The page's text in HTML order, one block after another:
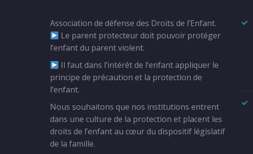
Association de défense des Droits de l’Enfant.
Le parent protecteur doit pouvoir protéger
l’enfant du parent violent.
Il faut dans l’intérêt de l’enfant appliquer le
principe de précaution et la protection de
l’enfant.
Nous souhaitons que nos institutions entrent
dans une culture de la protection et placent les
droits de l’enfant au cœur du dispositif législatif
de la famille.